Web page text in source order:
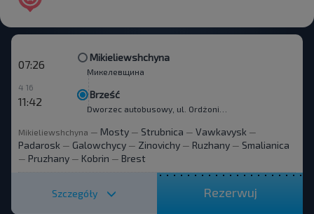
07:26
Mikieliewshchyna
Микелевщина
4 16
11:42
Brześć
Mikieliewshchyna — Mosty — Strubnica — Vawkavysk —
Padarosk — Galowchycy — Zinovichy — Ruzhany — Smalianica
— Pruzhany — Kobrin — Brest
Szczegóły Rezerwuj